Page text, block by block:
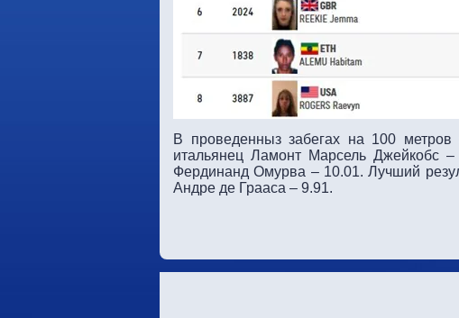
В проведенныз забегах на 100
итальянец Ламонт Марсель Джейкобс
Фердинанд Омурва – 10.01. Лучший
Андре де Грааса – 9.91.